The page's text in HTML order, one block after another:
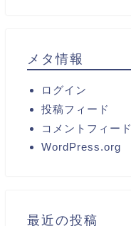
メタ情報
ログイン
投稿フィード
コメントフィード
WordPress.org
最近の投稿